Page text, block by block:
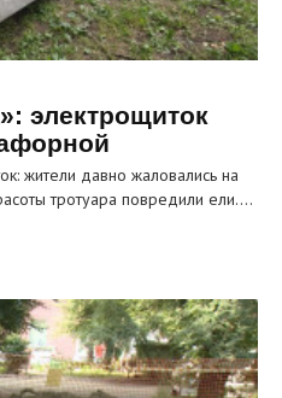
электрощиток
жители давно жаловались на
тротуара повредили ели.…